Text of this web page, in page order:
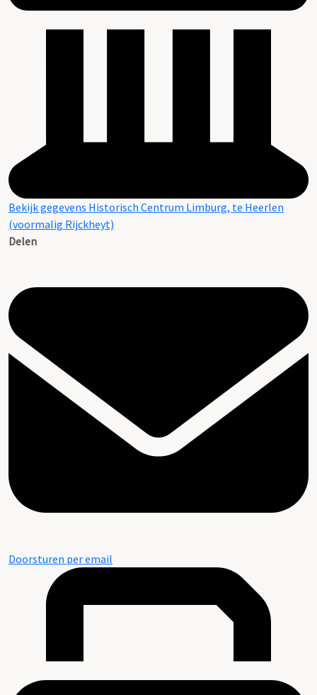
Bekijk gegevens Historisch Centrum Limburg, te Heerlen
(voormalig Rijckheyt)
Delen
Doorsturen per email